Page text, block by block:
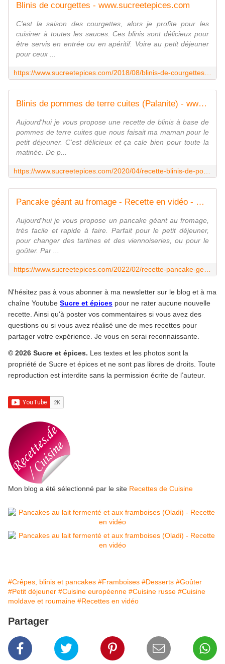
Blinis de courgettes - www.sucreetepices.com
C'est la saison des courgettes, alors je profite pour les
cuisiner à toutes les sauces. Ces blinis sont délicieux pour
être servis en entrée ou en apéritif. Voire au petit déjeuner
pour ceux ...
Blinis de pommes de terre cuites (Palanite) - www.sucreetepices.com
Aujourd'hui je vous propose une recette de blinis à base de
pommes de terre cuites que nous faisait ma maman pour le
petit déjeuner. C'est délicieux et ça cale bien pour toute la
matinée. De p...
Pancake géant au fromage - Recette en vidéo - www.sucreetepices.com
Aujourd'hui je vous propose un pancake géant au fromage,
très facile et rapide à faire. Parfait pour le petit déjeuner,
pour changer des tartines et des viennoiseries, ou pour le
goûter. Par ...
N'hésitez pas à vous abonner à ma newsletter sur le blog et à ma
chaîne Youtube Sucre et épices pour ne rater aucune nouvelle
recette. Ainsi qu'à poster vos commentaires si vous avez des
questions ou si vous avez réalisé une de mes recettes pour
partager votre expérience. Je vous en serai reconnaissante.
© 2026 Sucre et épices. Les textes et les photos sont la
propriété de Sucre et épices et ne sont pas libres de droits. Toute
reproduction est interdite sans la permission écrite de l’auteur.
Mon blog a été sélectionné par le site Recettes de Cuisine
#Crêpes, blinis et pancakes #Framboises #Desserts #Goûter
#Petit déjeuner #Cuisine européenne #Cuisine russe #Cuisine
moldave et roumaine #Recettes en vidéo
Partager